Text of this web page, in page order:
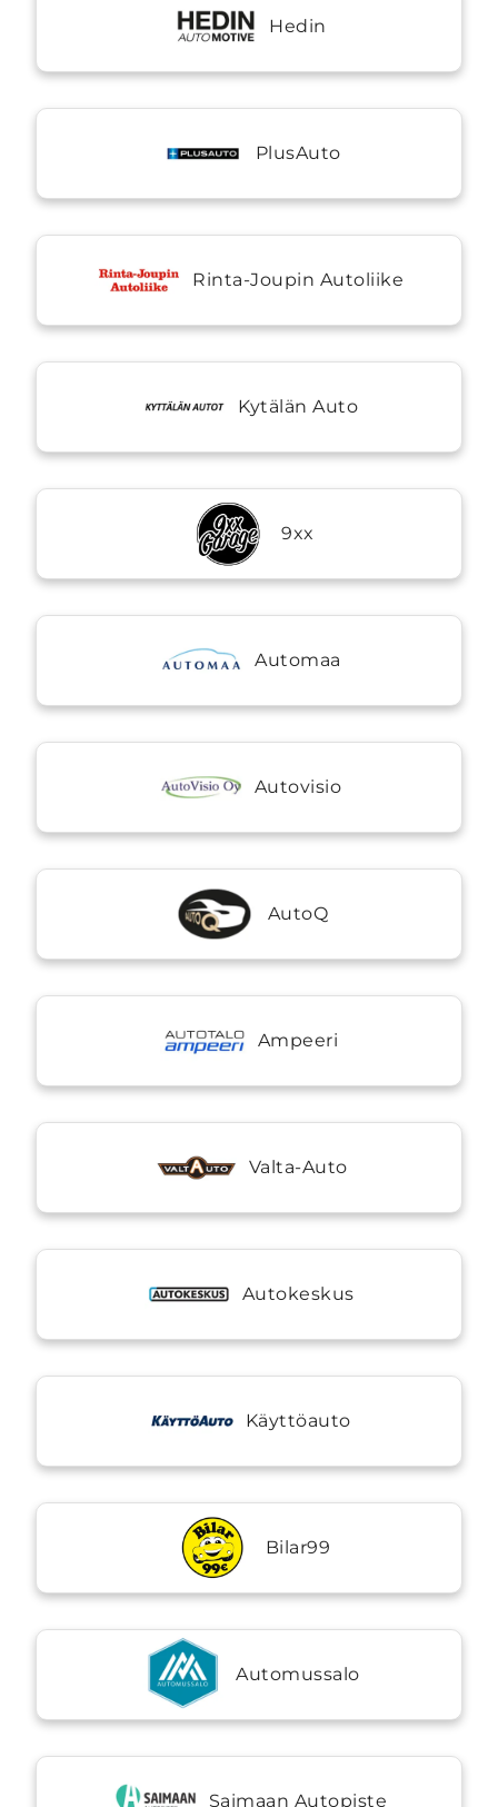
Hedin
PlusAuto
Rinta-Joupin Autoliike
Kytälän Auto
9xx
Automaa
Autovisio
AutoQ
Ampeeri
Valta-Auto
Autokeskus
Käyttöauto
Bilar99
Automussalo
Saimaan Autopiste